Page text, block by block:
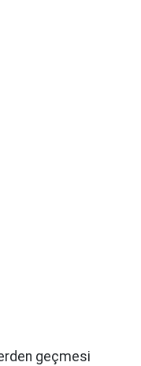
geçmesi